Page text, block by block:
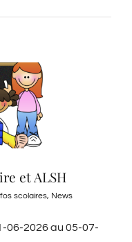
et ALSH
scolaires, News
06-2026 au 05-07-